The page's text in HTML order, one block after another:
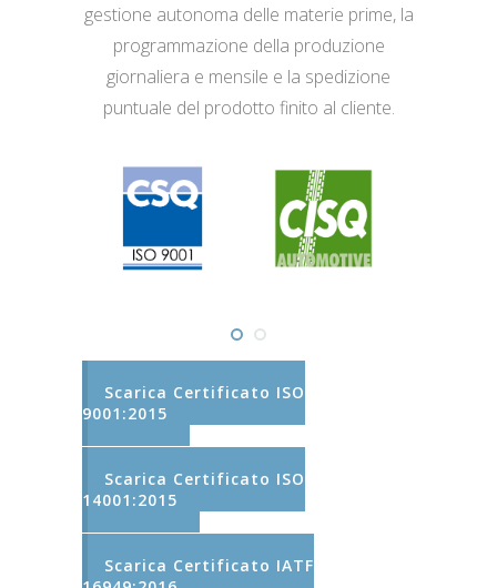
gestione autonoma delle materie prime, la
programmazione della produzione
giornaliera e mensile e la spedizione
puntuale del prodotto finito al cliente.
Scarica Certificato ISO
9001:2015
Scarica Certificato ISO
14001:2015
Scarica Certificato IATF